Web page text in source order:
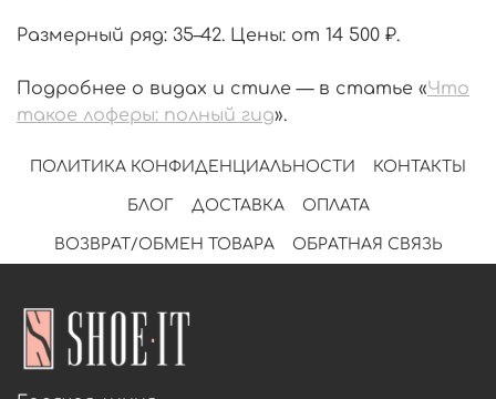
Размерный ряд: 35–42. Цены: от 14 500 ₽.
Подробнее о видах и стиле — в статье «Что
такое лоферы: полный гид».
ПОЛИТИКА КОНФИДЕНЦИАЛЬНОСТИ КОНТАКТЫ
БЛОГ ДОСТАВКА ОПЛАТА
ВОЗВРАТ/ОБМЕН ТОВАРА ОБРАТНАЯ СВЯЗЬ